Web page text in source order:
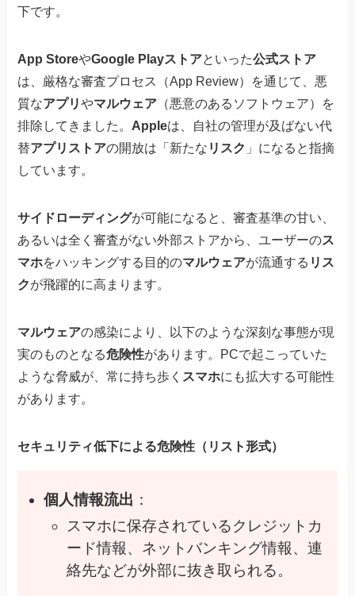
下です。
App StoreやGoogle Playストアといった公式ストア
は、厳格な審査プロセス（App Review）を通じて、悪
質なアプリやマルウェア （悪意のあるソフトウェア）を
排除してきました。 Appleは、自社の管理が及ばない代
替アプリストアの開放は「新たな リスク 」になると指摘
しています。
サイドローディングが可能になると、審査基準の甘い、
あるいは全く審査がない外部ストアから、ユーザーのス
マホをハッキングする目的のマルウェアが流通する リス
クが飛躍的に高まります。
マルウェアの感染により、以下のような深刻な事態が現
実のものとなる危険性があります。PCで起こっていた
ような脅威が、常に持ち歩く スマホにも拡大する可能性
があります。
セキュリティ低下による危険性（リスト形式）
個人情報流出 ：
スマホに保存されているクレジットカ
ード情報、ネットバンキング情報、連
絡先などが外部に抜き取られる。